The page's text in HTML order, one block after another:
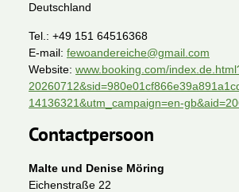
Deutschland
Tel.: +49 151 64516368
E-mail: fewoandereiche@gmail.com
Website: www.booking.com/
14136321&utm_campaign=en-
Contactpersoon
Malte und Denise Möring
Eichenstraße 22